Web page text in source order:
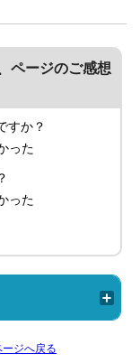
ページのご感想
すか？
った
った
ージへ戻る